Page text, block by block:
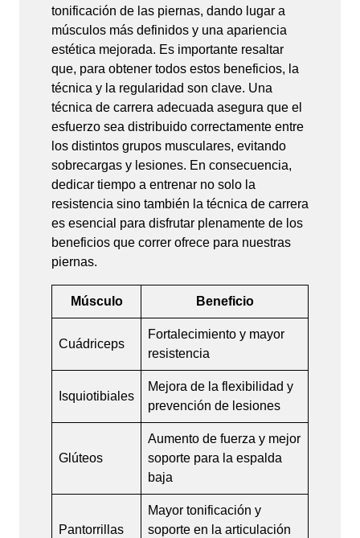
tonificación de las piernas, dando lugar a
músculos más definidos y una apariencia
estética mejorada. Es importante resaltar
que, para obtener todos estos beneficios, la
técnica y la regularidad son clave. Una
técnica de carrera adecuada asegura que el
esfuerzo sea distribuido correctamente entre
los distintos grupos musculares, evitando
sobrecargas y lesiones. En consecuencia,
dedicar tiempo a entrenar no solo la
resistencia sino también la técnica de carrera
es esencial para disfrutar plenamente de los
beneficios que correr ofrece para nuestras
piernas.
Músculo Beneficio
Cuádriceps
Fortalecimiento y mayor
resistencia
Isquiotibiales
Mejora de la flexibilidad y
prevención de lesiones
Glúteos
Aumento de fuerza y mejor
soporte para la espalda
baja
Pantorrillas
Mayor tonificación y
soporte en la articulación